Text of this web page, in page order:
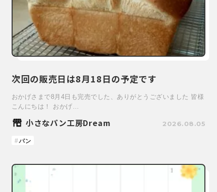
次回の販売日は8月18日の予定です
おかげさまで8月4日も完売でした、ありがとうございました 皆様
こんにちは！ おかげ…
小さなパン工房Dream 2026.08.05
パン